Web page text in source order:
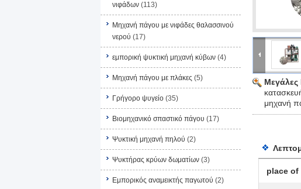
νιφάδων (113)
Μηχανή πάγου με νιφάδες θαλασσινού
νερού (17)
εμπορική ψυκτική μηχανή κύβων (4)
Μηχανή πάγου με πλάκες (5)
Γρήγορο ψυγείο (35)
Βιομηχανικό σπαστικό πάγου (17)
Ψυκτική μηχανή πηλού (2)
Ψυκτήρας κρύων δωματίων (3)
Εμπορικός αναμεικτής παγωτού (2)
Μεγάλες
μηχανή
place